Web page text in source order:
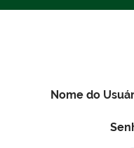
Nome do